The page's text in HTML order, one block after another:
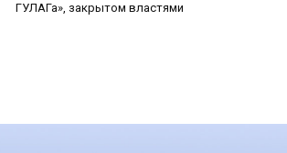
ГУЛАГа», закрытом властями